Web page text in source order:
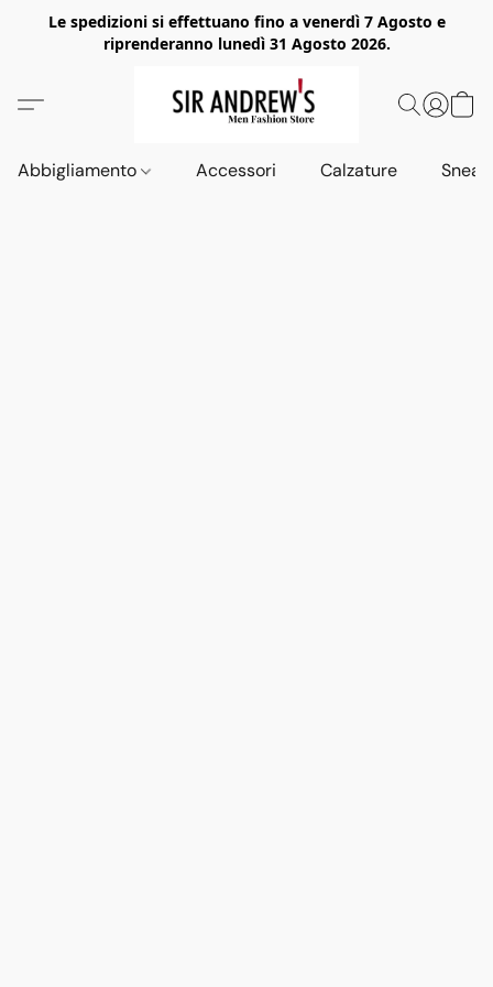
Le spedizioni si effettuano fino a venerdì 7 Agosto e
riprenderanno lunedì 31 Agosto 2026.
Abbigliamento Accessori Calzature